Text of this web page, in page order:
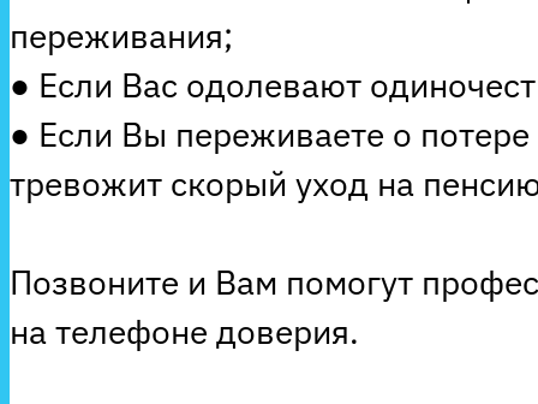
переживания;
● Если Вас одолевают
● Если Вы переживаете о
тревожит скорый уход на
Позвоните и Вам помогут
на телефоне доверия.